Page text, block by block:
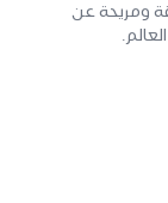
ومريحة عن